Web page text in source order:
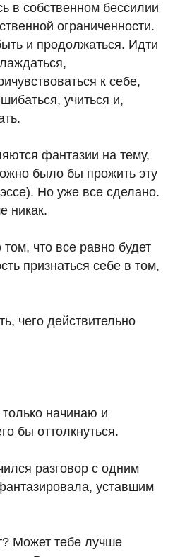
в собственном бессилии
ограниченности.
и продолжаться. Идти
к себе,
учиться и,
фантазии на тему,
было бы прожить эту
Но уже все сделано.
никак.
что все равно будет
признаться себе в том,
чего действительно
только начинаю и
бы оттолкнуться.
разговор с одним
уставшим
Может тебе лучше